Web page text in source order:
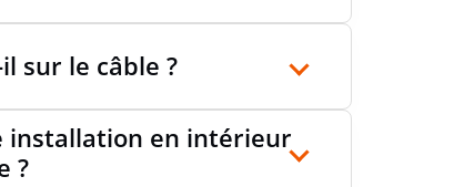
sur le câble ?
installation en intérieur
?